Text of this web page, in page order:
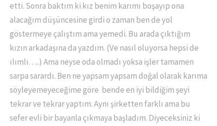
etti. Sonra baktım ki kız benim karımı boşayıp ona
alacağım düşüncesine girdi o zaman ben de yol
göstermeye çalıştım ama yemedi. Bu arada çıktığım
kızın arkadaşına da yazdım. (Ve nasıl oluyorsa hepsi de
ılımlı…..) Ama neyse oda olmadı yoksa işler tamamen
sarpa sarardı. Ben ne yapsam yapsam doğal olarak karıma
söyleyemeyeceğime göre bende en iyi bildiğim şeyi
tekrar ve tekrar yaptım. Aynı şirketten farklı ama bu
sefer evli bir bayanla çıkmaya başladım. Diyeceksiniz ki